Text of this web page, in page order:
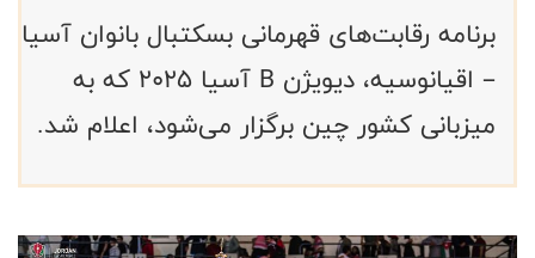
برنامه رقابت‌های قهرمانی بسکتبال بانوان آسیا
– اقیانوسیه، ديويژن B آسیا ۲۰۲۵ که به
میزبانی کشور چین برگزار می‌شود، اعلام شد.